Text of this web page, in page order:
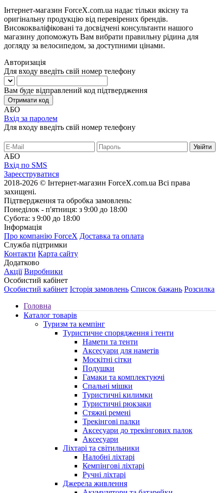
Інтернет-магазин ForceX.com.ua надає тільки якісну та
оригінальну продукцію від перевірених брендів.
Висококваліфіковані та досвідчені консультанти нашого
магазину допоможуть Вам вибрати правильну рідина для
догляду за велосипедом, за доступними цінами.
Авторизація
Для входу введіть свій номер телефону
Вам буде відправлений код підтвердження
Отримати код
АБО
Вхід за паролем
Для входу введіть свій номер телефону
АБО
Вхід по SMS
Зареєструватися
2018-2026 © Інтернет-магазин ForceX.com.ua Всі права
захищені.
Підтвердження та обробка замовлень:
Понеділок - п'ятниця: з 9:00 до 18:00
Субота: з 9:00 до 18:00
Інформація
Про компанію ForceX Доставка та оплата
Служба підтримки
Контакти Карта сайту
Додатково
Акції Виробники
Особистий кабінет
Особистий кабінет Історія замовлень Список бажань Розсилка
Головна
Каталог товарів
Туризм та кемпінг
Туристичне спорядження і тенти
Намети та тенти
Аксесуари для наметів
Москітні сітки
Подушки
Гамаки та комплектуючі
Спальні мішки
Туристичні килимки
Туристичні рюкзаки
Стяжні ремені
Трекінгові палки
Аксесуари до трекінгових палок
Аксесуари
Ліхтарі та світильники
Налобні ліхтарі
Кемпінгові ліхтарі
Ручні ліхтарі
Джерела живлення